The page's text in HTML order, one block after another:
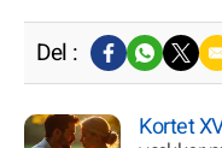
Del :
Kortet